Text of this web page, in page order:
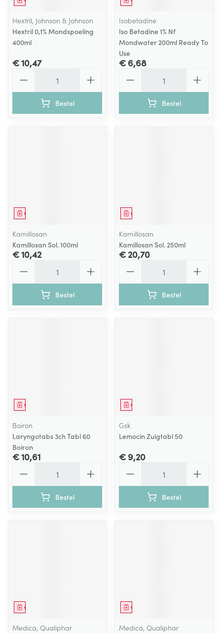
Hextril, Johnson & Johnson
Hextril 0,1% Mondspoeling
400ml
€ 10,47
Bestel
Isobetadine
Iso Betadine 1% Nf
Mondwater 200ml Ready To
Use
€ 6,68
Bestel
Geneesmiddel
Kamillosan
Kamillosan Sol. 100ml
€ 10,42
Bestel
Geneesmiddel
Kamillosan
Kamillosan Sol. 250ml
€ 20,70
Bestel
Geneesmiddel
Boiron
Laryngotabs 3ch Tabl 60
Boiron
€ 10,61
Bestel
Geneesmiddel
Gsk
Lemocin Zuigtabl 50
€ 9,20
Bestel
Geneesmiddel
Medica, Qualiphar
Geneesmiddel
Medica, Qualiphar